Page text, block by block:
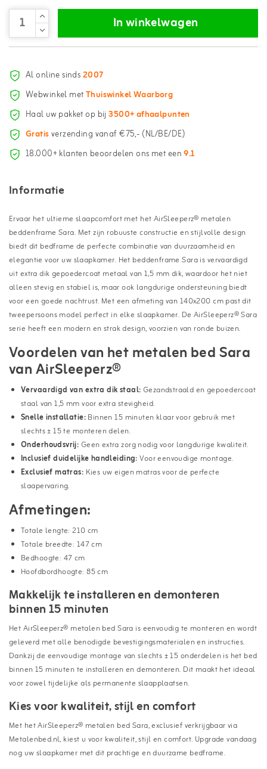
In winkelwagen
Al online sinds2007
Webwinkel metThuiswinkel Waarborg
Haal uw pakket op bij3500+ afhaalpunten
Gratisverzending vanaf €75,- (NL/BE/DE)
18.000+ klanten beoordelen ons met een9.1
Informatie
Ervaar het ultieme slaapcomfort met het AirSleeperz® metalen
beddenframe Sara. Met zijn robuuste constructie en stijlvolle design
biedt dit bedframe de perfecte combinatie van duurzaamheid en
elegantie voor uw slaapkamer. Het beddenframe Sara is vervaardigd
uit extra dik gepoedercoat metaal van 1,5 mm dik, waardoor het niet
alleen stevig en stabiel is, maar ook langdurige ondersteuning biedt
voor een goede nachtrust. Met een afmeting van 140x200 cm past dit
tweepersoons model perfect in elke slaapkamer. De AirSleeperz® Sara
serie heeft een modern en strak design, voorzien van ronde buizen.
Voordelen van het metalen bed Sara
van AirSleeperz®
Vervaardigd van extra dik staal: Gezandstraald en gepoedercoat
staal van 1,5 mm voor extra stevigheid.
Snelle installatie:Binnen 15 minuten klaar voor gebruik met
slechts ± 15 te monteren delen.
Onderhoudsvrij: Geen extra zorg nodig voor langdurige kwaliteit.
Inclusief duidelijke handleiding:Voor eenvoudige montage.
Exclusief matras: Kies uw eigen matras voor de perfecte
slaapervaring.
Afmetingen:
Totale lengte: 210 cm
Totale breedte: 147 cm
Bedhoogte: 47 cm
Hoofdbordhoogte: 85 cm
Makkelijk te installeren en demonteren
binnen 15 minuten
Het AirSleeperz® metalen bed Sara is eenvoudig te monteren en wordt
geleverd met alle benodigde bevestigingsmaterialen en instructies.
Dankzij de eenvoudige montage van slechts ± 15 onderdelen is het bed
binnen 15 minuten te installeren en demonteren. Dit maakt het ideaal
voor zowel tijdelijke als permanente slaapplaatsen.
Kies voor kwaliteit, stijl en comfort
Met het AirSleeperz® metalen bed Sara, exclusief verkrijgbaar via
Metalenbed.nl, kiest u voor kwaliteit, stijl en comfort. Upgrade vandaag
nog uw slaapkamer met dit prachtige en duurzame bedframe.